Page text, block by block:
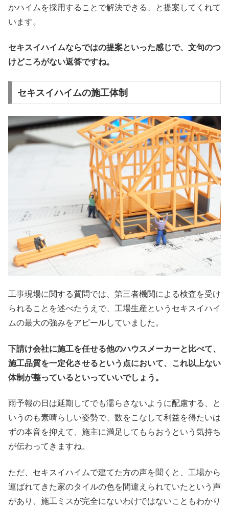
かハイムを採用することで解決できる、と提案してくれて
います。
セキスイハイムならではの提案といった感じで、文句のつ
けどころがない返答ですね。
セキスイハイムの施工体制
工事現場に関する質問では、第三者機関による検査を受け
られることを述べたうえで、工場生産というセキスイハイ
ムの最大の強みをアピールしていました。
下請け会社に施工を任せる他のハウスメーカーと比べて、
施工品質を一定化させるという点において、これ以上ない
体制が整っているといっていいでしょう。
雨予報の日は延期してでも濡らさないように配慮する、と
いうのも素晴らしい姿勢で、数をこなして利益を得たいは
ずの本音を抑えて、施主に満足してもらおうという気持ち
が伝わってきますね。
ただ、セキスイハイムで建てた方の声を聞くと、工場から
運ばれてきた家のタイルの色を間違えられていたという声
があり、施工ミスが完全にないわけではないこともわかり